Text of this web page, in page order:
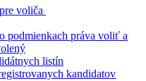
voliča
podmienkach práva voliť a
listín
kandidatov